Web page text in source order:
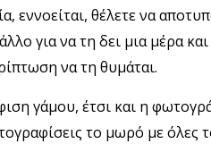
εννοείται, θέλετε να
για να τη δει μια μέρα
να τη θυμάται.
γάμου, έτσι και η
το μωρό με όλες